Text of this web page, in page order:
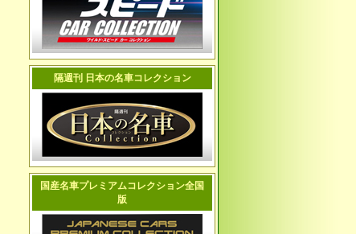
隔週刊 日本の名車コレクション
国産名車プレミアムコレクション全国
版